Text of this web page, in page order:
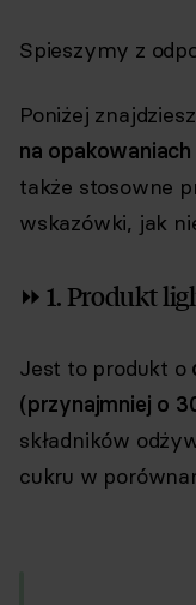
Spieszymy z
Poniżej znajdziesz
na
także stosowne
wskazówki, jak
⏩ 1. Produkt
Jest to produkt o
(przynajmniej o
składników
cukru w